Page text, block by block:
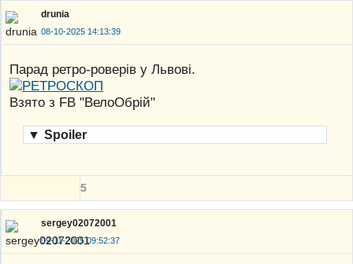
drunia
08-10-2025 14:13:39
Парад ретро-роверів у Львові.
Взято з FB "ВелоОбрій"
▼ Spoiler
5
sergey02072001
09-11-2025 09:52:37